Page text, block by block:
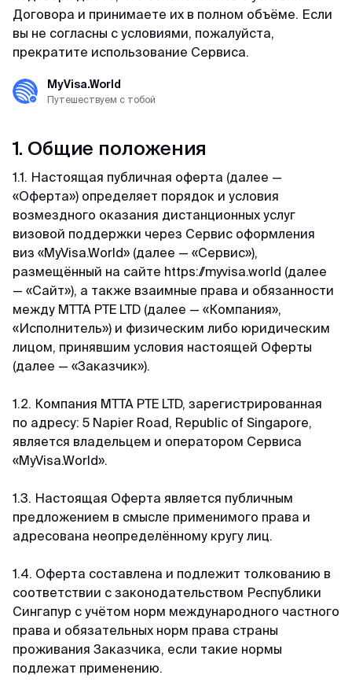
+65 3159–45–35
Telegram-канал
@MyVisaWorld
Реквизиты: Сингапур
MTTA PTE LTD, 5 Napier Road, Republic of
Singapore
Регистрационный номер: 201751545K
Партнёр департамента миграции и контроля
Республики Сингапур
Представительство в России
ИП Корольков А.П.
ул. Черняховского 9
Владивосток
ИНН: 254008253826
Китай
Таиланд
ВКонтакте
126+ отзывов
Светлана
Отзыв с Яндекса · 2025
Удобно
профессиональную помощь в оформлении K-
Eta. Грамотно, четко, быстро и очень удобно.
Процветания и успехов вашему бизнесу!
Георгий
Отзыв с ВКонтакте · 2022
Низкая стоимость
Визу прислали в срок. Общение в чате
оперативное и дружелюбное. Цена на
сингапурскую визу почти в 2 раза ниже чем
предлагали агентства в России. Моя
рекомендация от чистого сердца))
Ирина
Отзыв с Google · 2025
Обратилась в визовый центр за визой в
Сингапур. Выслала все документы в чатбот.
Ждала неделю, в итоге выслали визу, все
хорошо, рекомендую обращаться, на все
вопросы отвечают быстро и по делу.
Япония
Тайвань
Индонезия
Таиланд
Команда поддержки
На связи каждый день с 10:00 до 22:00 по
местному времени Сингапура
WhatsApp
Telegram
MAX
8 (800) 350–67–62
docs@myvisa.world
Полезные материалы
Публикации на Дзене
Публикации ВКонтакте
Блог
Договора и принимаете их в полном объёме. Если
вы не согласны с условиями, пожалуйста,
прекратите использование Сервиса.
MyVisa.World
Путешествуем с тобой
1. Общие положения
1.1. Настоящая публичная оферта (далее —
«Оферта») определяет порядок и условия
возмездного оказания дистанционных услуг
визовой поддержки через Сервис оформления
виз «MyVisa.World» (далее — «Сервис»),
размещённый на сайте https://myvisa.world (далее
— «Сайт»), а также взаимные права и обязанности
между MTTA PTE LTD (далее — «Компания»,
«Исполнитель») и физическим либо юридическим
лицом, принявшим условия настоящей Оферты
(далее — «Заказчик»).
1.2. Компания MTTA PTE LTD, зарегистрированная
по адресу: 5 Napier Road, Republic of Singapore,
является владельцем и оператором Сервиса
«MyVisa.World».
1.3. Настоящая Оферта является публичным
предложением в смысле применимого права и
адресована неопределённому кругу лиц.
1.4. Оферта составлена и подлежит толкованию в
соответствии с законодательством Республики
Сингапур с учётом норм международного частного
права и обязательных норм права страны
проживания Заказчика, если такие нормы
подлежат применению.